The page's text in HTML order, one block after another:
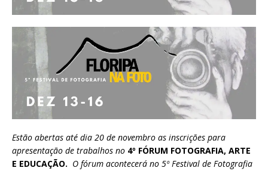
Estão abertas até dia 20 de novembro as inscrições para
apresentação de trabalhos no 4º FÓRUM FOTOGRAFIA, ARTE
E EDUCAÇÃO. O fórum acontecerá no 5º Festival de Fotografia